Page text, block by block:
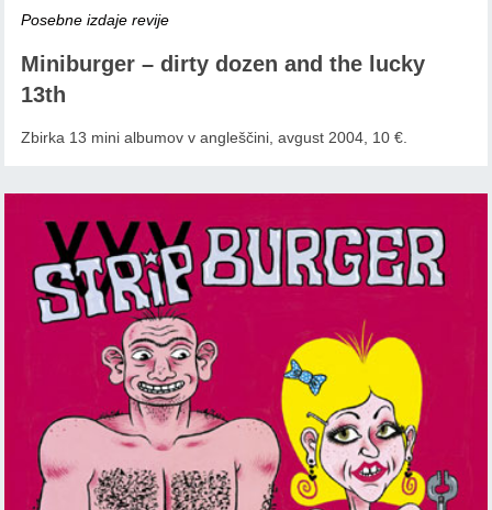
Posebne izdaje revije
Miniburger – dirty dozen and the lucky
13th
Zbirka 13 mini albumov v angleščini, avgust 2004, 10 €.